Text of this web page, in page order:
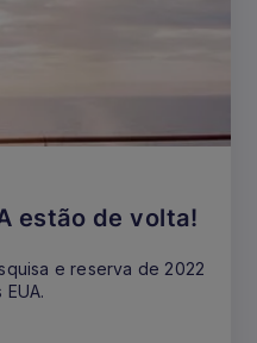
estão de volta!
e reserva de 2022